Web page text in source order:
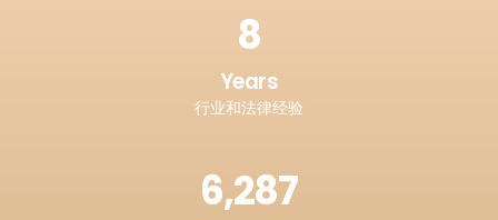
8
Years
行业和法律经验
6,287